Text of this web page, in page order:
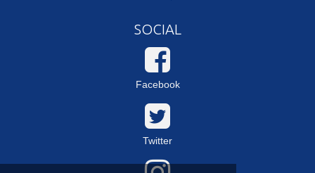
SOCIAL
Facebook
Twitter